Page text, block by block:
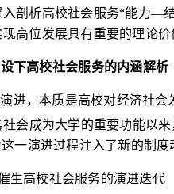
剖析高校社会服务“能力—
高位发展具有重要的理论
下高校社会服务的内涵解析
进，本质是高校对经济社
会成为大学的重要功能以
一演进过程注入了新的制
生高校社会服务的演进迭代